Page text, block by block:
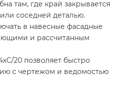
там, где край закрывается
соседней деталью.
в навесные фасадные
и рассчитанным
20 позволяет быстро
с чертежом и ведомостью